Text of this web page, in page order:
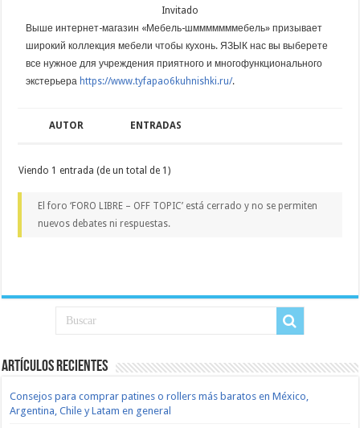
Invitado
Выше интернет-магазин «Мебель-шмммммммебель» призывает
широкий коллекция мебели чтобы кухонь. ЯЗЫК нас вы выберете
все нужное для учреждения приятного и многофункционального
экстерьера https://www.tyfapao6kuhnishki.ru/.
AUTOR ENTRADAS
Viendo 1 entrada (de un total de 1)
El foro ‘FORO LIBRE – OFF TOPIC’ está cerrado y no se permiten
nuevos debates ni respuestas.
Artículos recientes
Consejos para comprar patines o rollers más baratos en México,
Argentina, Chile y Latam en general